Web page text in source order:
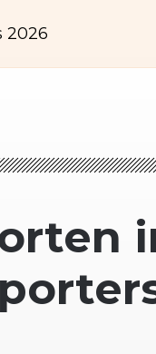
2026